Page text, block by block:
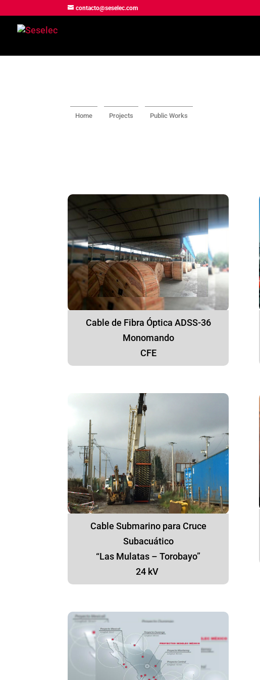
contacto@seselec.com
Home Projects Public Works
Cable de Fibra Óptica ADSS-36
Monomando
CFE
Cable Submarino para Cruce
Subacuático
“Las Mulatas – Torobayo”
24 kV